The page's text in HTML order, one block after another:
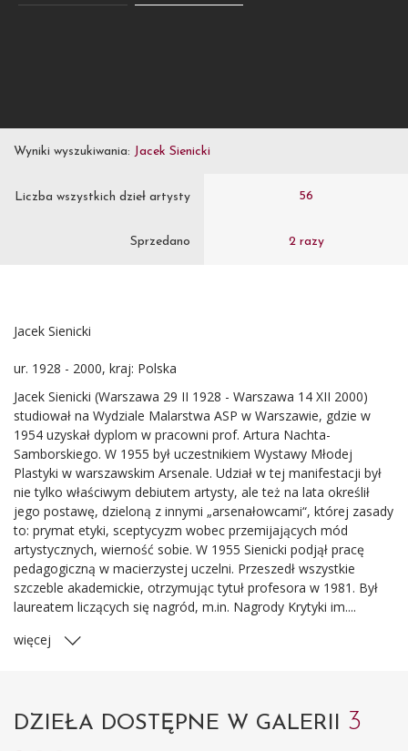
Wyniki wyszukiwania: Jacek Sienicki
Liczba wszystkich dzieł artysty 56
Sprzedano 2 razy
Jacek Sienicki
ur. 1928 - 2000, kraj: Polska
Jacek Sienicki (Warszawa 29 II 1928 - Warszawa 14 XII 2000)
studiował na Wydziale Malarstwa ASP w Warszawie, gdzie w
1954 uzyskał dyplom w pracowni prof. Artura Nachta-
Samborskiego. W 1955 był uczestnikiem Wystawy Młodej
Plastyki w warszawskim Arsenale. Udział w tej manifestacji był
nie tylko właściwym debiutem artysty, ale też na lata określił
jego postawę, dzieloną z innymi „arsenałowcami“, której zasady
to: prymat etyki, sceptycyzm wobec przemijających mód
artystycznych, wierność sobie. W 1955 Sienicki podjął pracę
pedagogiczną w macierzystej uczelni. Przeszedł wszystkie
szczeble akademickie, otrzymując tytuł profesora w 1981. Był
laureatem liczących się nagród, m.in. Nagrody Krytyki im....
więcej
DZIEŁA DOSTĘPNE W GALERII 3